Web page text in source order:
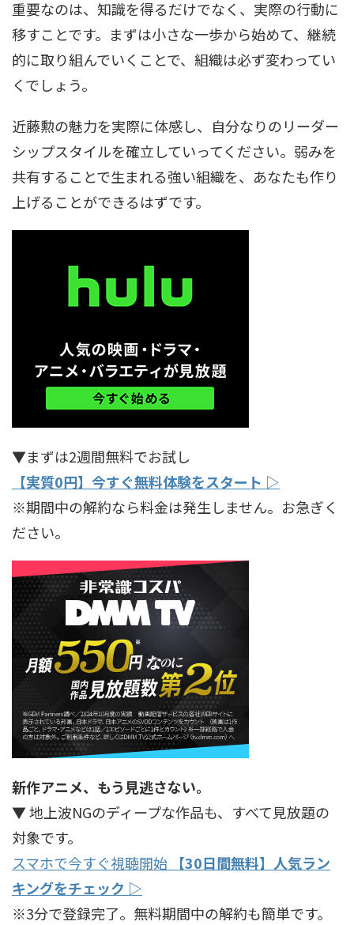
重要なのは、知識を得るだけでなく、実際の行動に
移すことです。まずは小さな一歩から始めて、継続
的に取り組んでいくことで、組織は必ず変わってい
くでしょう。
近藤勲の魅力を実際に体感し、自分なりのリーダー
シップスタイルを確立していってください。弱みを
共有することで生まれる強い組織を、あなたも作り
上げることができるはずです。
▼まずは2週間無料でお試し
【実質0円】今すぐ無料体験をスタート ▷
※期間中の解約なら料金は発生しません。お急ぎく
ださい。
新作アニメ、もう見逃さない。
▼ 地上波NGのディープな作品も、すべて見放題の
対象です。
スマホで今すぐ視聴開始
【30日間無料】人気ラン
キングをチェック ▷
※3分で登録完了。無料期間中の解約も簡単です。